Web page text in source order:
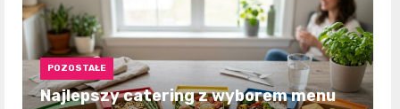
POZOSTAŁE
Najlepszy catering z wyborem menu